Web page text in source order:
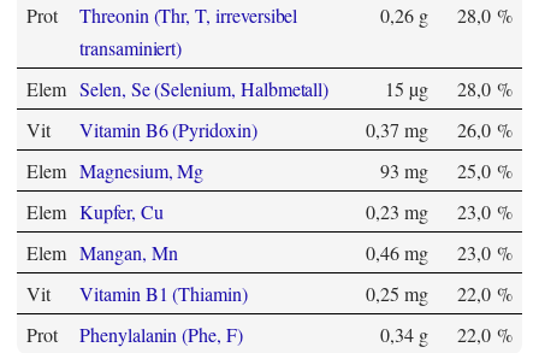
Prot
Threonin (Thr, T, irreversibel
transaminiert)
0,26 g 28,0 %
Elem Selen, Se (Selenium, Halbmetall) 15 µg
28,0 %
Vit
Vitamin B6 (Pyridoxin) 0,37 mg
26,0 %
Elem Magnesium, Mg 93 mg
25,0 %
Elem Kupfer, Cu 0,23 mg
23,0 %
Elem Mangan, Mn 0,46 mg
23,0 %
Vit
Vitamin B1 (Thiamin) 0,25 mg
22,0 %
Prot
Phenylalanin (Phe, F) 0,34 g 22,0 %